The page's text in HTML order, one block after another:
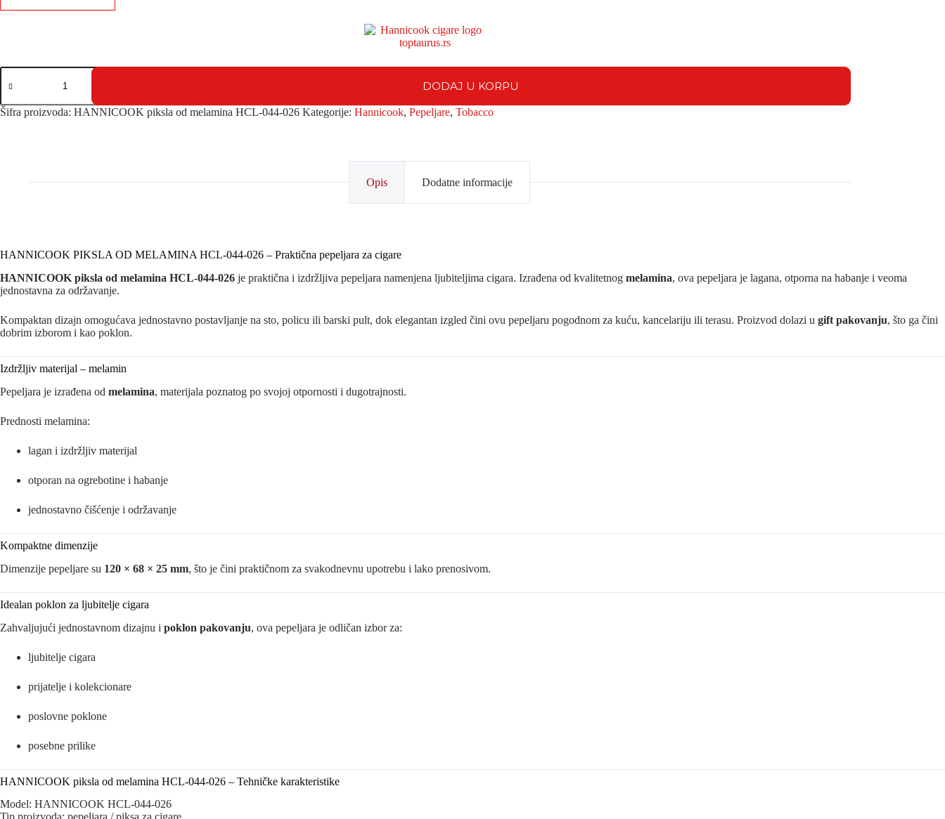
DODAJ U KORPU
Šifra proizvoda: HANNICOOK piksla od melamina HCL-044-026 Kategorije: Hannicook, Pepeljare, Tobacco
Opis Dodatne informacije
HANNICOOK PIKSLA OD MELAMINA HCL-044-026 – Praktična pepeljara za cigare
HANNICOOK piksla od melamina HCL-044-026 je praktična i izdržljiva pepeljara namenjena ljubiteljima cigara. Izrađena od kvalitetnog melamina, ova pepeljara je lagana, otporna na habanje i veoma
jednostavna za održavanje.
Kompaktan dizajn omogućava jednostavno postavljanje na sto, policu ili barski pult, dok elegantan izgled čini ovu pepeljaru pogodnom za kuću, kancelariju ili terasu. Proizvod dolazi u gift pakovanju, što ga čini
dobrim izborom i kao poklon.
Izdržljiv materijal – melamin
Pepeljara je izrađena od melamina, materijala poznatog po svojoj otpornosti i dugotrajnosti.
Prednosti melamina:
lagan i izdržljiv materijal
otporan na ogrebotine i habanje
jednostavno čišćenje i održavanje
Kompaktne dimenzije
Dimenzije pepeljare su 120 × 68 × 25 mm, što je čini praktičnom za svakodnevnu upotrebu i lako prenosivom.
Idealan poklon za ljubitelje cigara
Zahvaljujući jednostavnom dizajnu i poklon pakovanju, ova pepeljara je odličan izbor za:
ljubitelje cigara
prijatelje i kolekcionare
poslovne poklone
posebne prilike
HANNICOOK piksla od melamina HCL-044-026 – Tehničke karakteristike
Model: HANNICOOK HCL-044-026